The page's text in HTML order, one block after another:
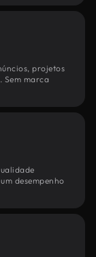
projetos
Sem marca
desempenho